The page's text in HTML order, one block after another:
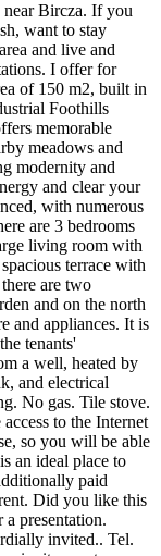
Bircza. If you
want to stay
and live and
I offer for
of 150 m2, built in
Foothills
memorable
meadows and
modernity and
and clear your
with numerous
are 3 bedrooms
living room with
terrace with
are two
and on the north
and appliances. It is
tenants'
a well, heated by
and electrical
No gas. Tile stove.
to the Internet
so you will be able
an ideal place to
paid
Did you like this
presentation.
invited.. Tel.